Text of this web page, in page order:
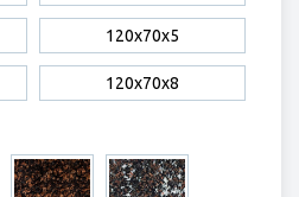
120х70х5
120х70х8